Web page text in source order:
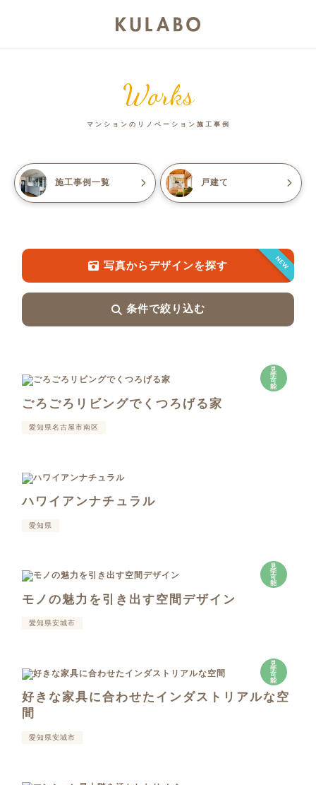
Works
マンションのリノベーション施工事例
施工事例一覧 戸建て
NEW
写真からデザインを探す
条件で絞り込む
見
学
可
能
ごろごろリビングでくつろげる家
愛知県名古屋市南区
ハワイアンナチュラル
愛知県
見
学
可
能
モノの魅力を引き出す空間デザイン
愛知県安城市
見
学
可
能
好きな家具に合わせたインダストリアルな空
間
愛知県安城市